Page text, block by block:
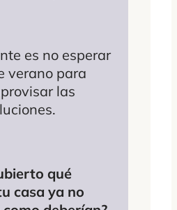
es no esperar
verano para
las
qué
casa ya no